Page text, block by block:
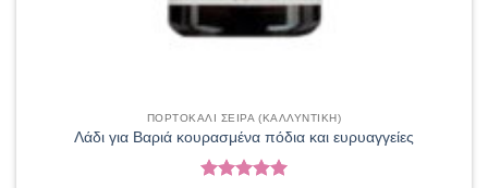
ΠΟΡΤΟΚΑΛΙ ΣΕΙΡΑ (ΚΑΛΛΥΝΤΙΚΗ)
Λάδι για Βαριά κουρασμένα πόδια και ευρυαγγείες